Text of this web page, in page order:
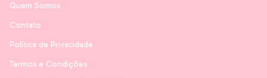
Quem Somos
Contato
Política de Privacidade
Termos e Condições